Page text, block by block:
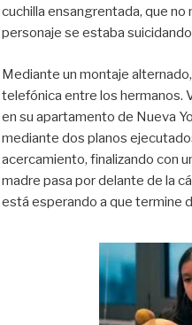
cuchilla ensangrentada, que no
personaje se estaba
Mediante un montaje
telefónica entre los hermanos.
en su apartamento de Nueva
mediante dos planos
acercamiento, finalizando con
madre pasa por delante de la
está esperando a que termine